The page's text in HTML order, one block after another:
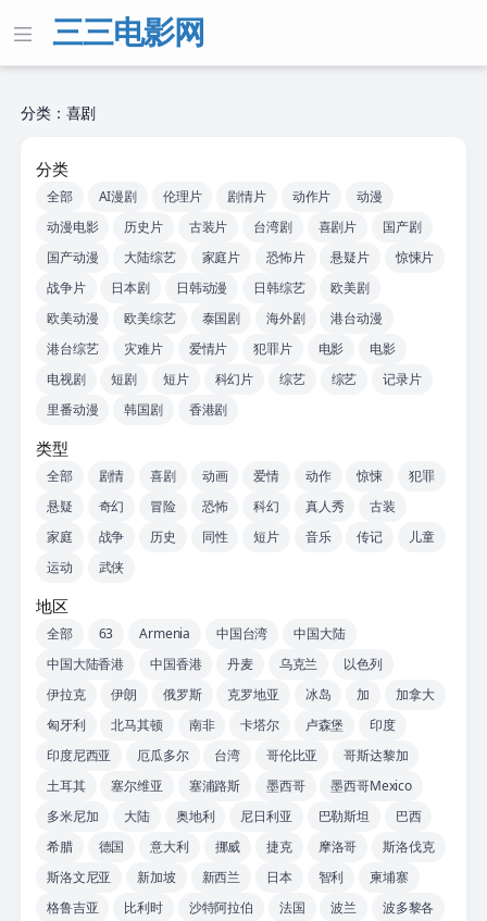
三三电影网
分类：喜剧
分类
全部 AI漫剧 伦理片 剧情片 动作片
动漫
动漫电影
历史片 古装片 台湾剧 喜剧片
国产剧
国产动漫
大陆综艺 家庭片 恐怖片 悬疑片
惊悚片
战争片
日本剧 日韩动漫 日韩综艺
欧美剧
欧美动漫
欧美综艺 泰国剧 海外剧
港台动漫
港台综艺
灾难片 爱情片 犯罪片 电影
电影
电视剧
短剧 短片 科幻片 综艺 综艺
记录片
里番动漫
韩国剧 香港剧
类型
全部 剧情 喜剧 动画 爱情 动作 惊悚
犯罪
悬疑
奇幻 冒险 恐怖 科幻 真人秀
古装
家庭
战争 历史 同性 短片 音乐 传记
儿童
运动
武侠
地区
全部 63 Armenia 中国台湾
中国大陆
中国大陆香港
中国香港 丹麦 乌克兰
以色列
伊拉克
伊朗 俄罗斯 克罗地亚 冰岛 加
加拿大
匈牙利
北马其顿 南非 卡塔尔 卢森堡
印度
印度尼西亚
厄瓜多尔 台湾 哥伦比亚
哥斯达黎加
土耳其
塞尔维亚 塞浦路斯 墨西哥
墨西哥Mexico
多米尼加
大陆 奥地利 尼日利亚 巴勒斯坦
巴西
希腊
德国 意大利 挪威 捷克 摩洛哥
斯洛伐克
斯洛文尼亚
新加坡 新西兰 日本 智利
柬埔寨
格鲁吉亚
比利时 沙特阿拉伯 法国 波兰
波多黎各